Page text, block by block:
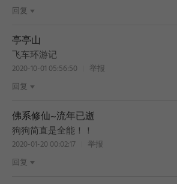
BEST
BEST
回复
亭亭山
飞车环游记
2020-10-01 05:56:50
举报
回复
佛系修仙~流年已逝
狗狗简直是全能！！
2020-01-20 00:02:17
举报
回复